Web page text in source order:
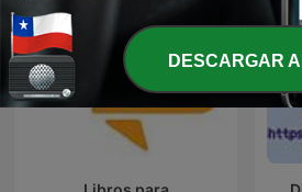
DESCARGAR